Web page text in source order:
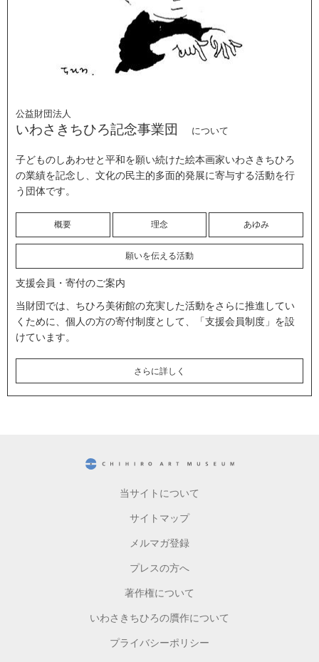
公益財団法人
いわさきちひろ記念事業団 について
子どものしあわせと平和を願い続けた絵本画家いわさきちひろ
の業績を記念し、文化の民主的多面的発展に寄与する活動を行
う団体です。
概要 理念 あゆみ
願いを伝える活動
支援会員・寄付のご案内
当財団では、ちひろ美術館の充実した活動をさらに推進してい
くために、個人の方の寄付制度として、「支援会員制度」を設
けています。
さらに詳しく
当サイトについて
サイトマップ
メルマガ登録
プレスの方へ
著作権について
いわさきちひろの贋作について
プライバシーポリシー